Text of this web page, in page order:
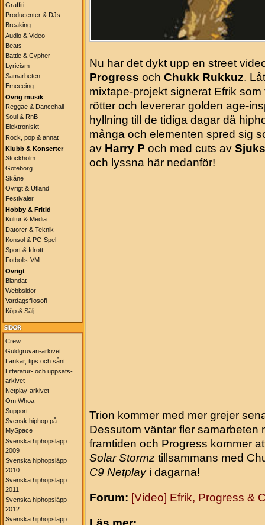
Graffiti
Producenter & DJs
Breaking
Audio & Video
Beats
Battle & Cypher
Lyricism
Samarbeten
Emceeing
Övrig musik
Reggae & Dancehall
Soul & RnB
Elektroniskt
Rock, pop & annat
Klubb & Konserter
Stockholm
Göteborg
Skåne
Övrigt & Utland
Festivaler
Hobby & Fritid
Kultur & Media
Datorer & Teknik
Konsol & PC-Spel
Sport & Idrott
Fotbolls-VM
Övrigt
Blandat
Webbsidor
Vardagsfilosofi
Köp & Sälj
Crew
Guldgruvan-arkivet
Länkar, tips och sånt
Litteratur- och uppsats-
arkivet
Netplay-arkivet
Om Whoa
Support
Svensk hiphop på
MySpace
Svenska hiphopsläpp
2009
Svenska hiphopsläpp
2010
Svenska hiphopsläpp
2011
Svenska hiphopsläpp
2012
Svenska hiphopsläpp
Nu har det dykt upp en street
Progress och Chukk Rukkuz.
mixtape-projekt signerat Efrik
rötter och levererar golden age-
hyllning till de tidiga dagar då
många och elementen spred sig
av Harry P och med cuts av
och lyssna här nedanför!
Trion kommer med mer grejer
Dessutom väntar fler samarbeten
framtiden och Progress kommer
Solar Stormz tillsammans med
C9 Netplayi dagarna!
Forum: [Video] Efrik, Progress &